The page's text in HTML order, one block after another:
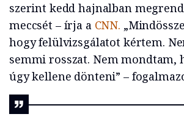
szerint kedd hajnalban
meccsét – írja a CNN.
hogy felülvizsgálatot kértem.
semmi rosszat. Nem mondtam,
úgy kellene dönteni” –